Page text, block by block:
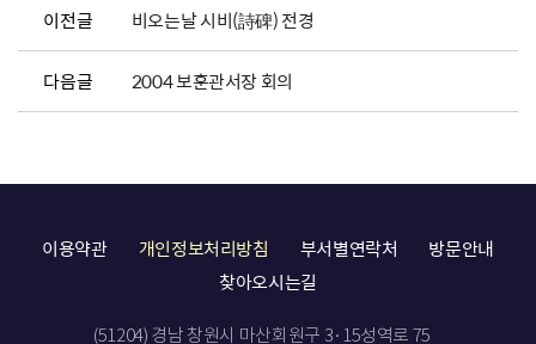
이전글 비오는날 시비(詩碑) 전경
다음글 2004 보훈관서장 회의
이용약관 개인정보처리방침 부서별연락처
방문안내
찾아오시는길
(51204) 경남 창원시 마산회원구 3·15성역로 75